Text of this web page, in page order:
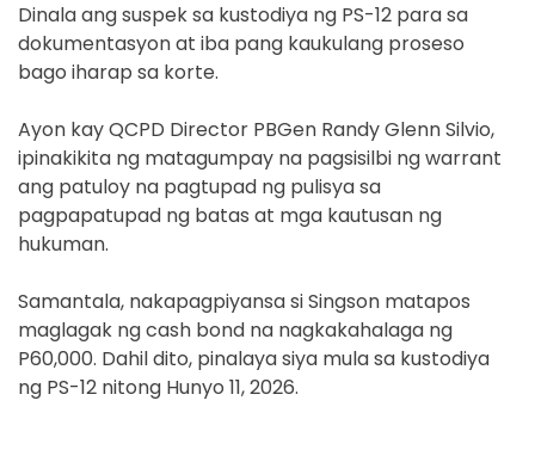
Dinala ang suspek sa kustodiya ng PS-12 para sa
dokumentasyon at iba pang kaukulang proseso
bago iharap sa korte.
Ayon kay QCPD Director PBGen Randy Glenn Silvio,
ipinakikita ng matagumpay na pagsisilbi ng warrant
ang patuloy na pagtupad ng pulisya sa
pagpapatupad ng batas at mga kautusan ng
hukuman.
Samantala, nakapagpiyansa si Singson matapos
maglagak ng cash bond na nagkakahalaga ng
P60,000. Dahil dito, pinalaya siya mula sa kustodiya
ng PS-12 nitong Hunyo 11, 2026.